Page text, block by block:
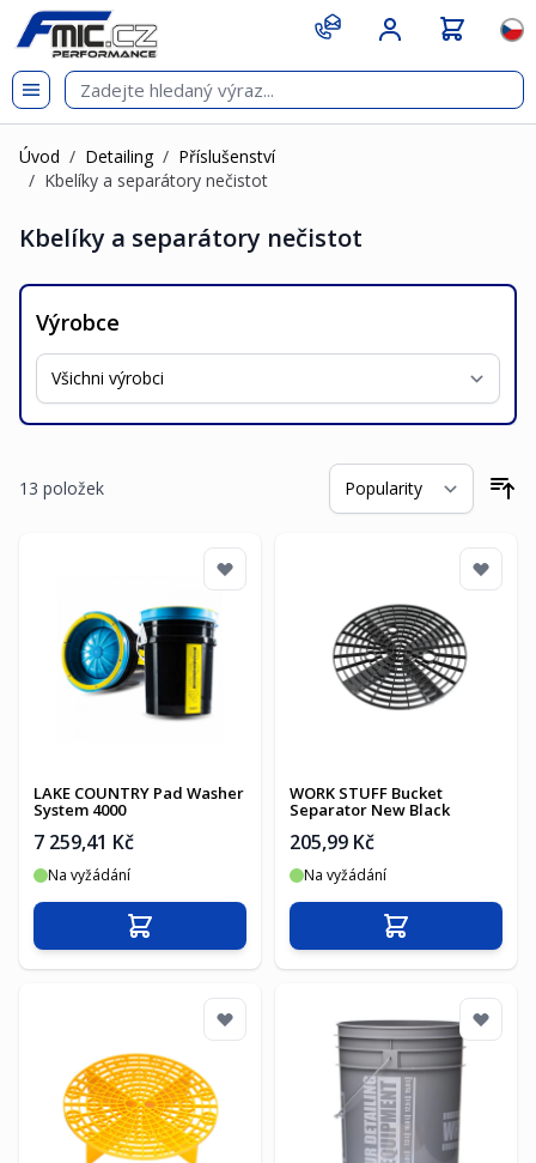
Přejít na obsah
git s
Úvod / Detailing / Příslušenství
/ Kbelíky a separátory nečistot
Kbelíky a separátory nečistot
Výrobce
13 položek
LAKE COUNTRY Pad Washer
System 4000
7 259,41 Kč
Na vyžádání
Přidat do košíku
WORK STUFF Bucket
Separator New Black
205,99 Kč
Na vyžádání
Přidat do košíku